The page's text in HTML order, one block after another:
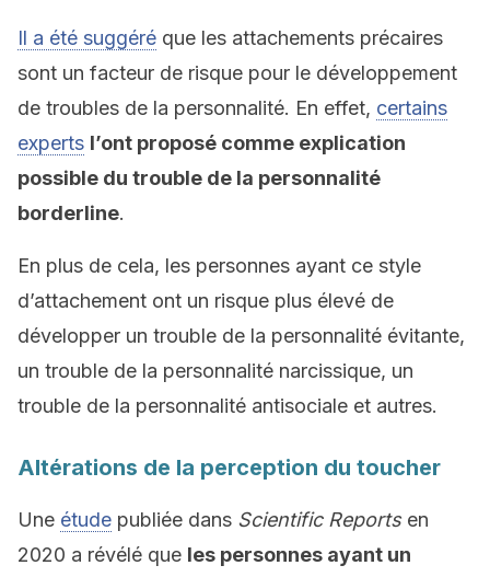
Il a été suggéré que les attachements précaires
sont un facteur de risque pour le développement
de troubles de la personnalité. En effet, certains
experts l’ont proposé comme explication
possible du trouble de la personnalité
borderline.
En plus de cela, les personnes ayant ce style
d’attachement ont un risque plus élevé de
développer un trouble de la personnalité évitante,
un trouble de la personnalité narcissique, un
trouble de la personnalité antisociale et autres.
Altérations de la perception du toucher
Une étude publiée dans Scientific Reportsen
2020 a révélé que les personnes ayant un